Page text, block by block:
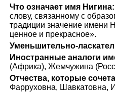
Что означает имя Нигина:
слову, связанному с
традиции значение имени
ценное и прекрасное».
Уменьшительно-
Иностранные аналоги
(Африка), Жемчужина
Отчества, которые
Фарруховна, Шавкатовна,